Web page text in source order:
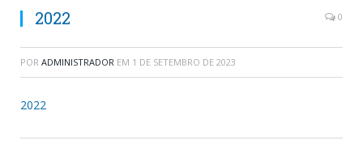
2022 0
POR ADMINISTRADOR EM 1 DE SETEMBRO DE 2023
2022